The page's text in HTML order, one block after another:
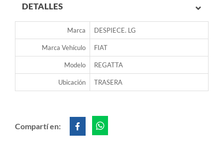
DETALLES
Marca DESPIECE. LG
Marca Vehículo FIAT
Modelo REGATTA
Ubicación TRASERA
Compartí en: